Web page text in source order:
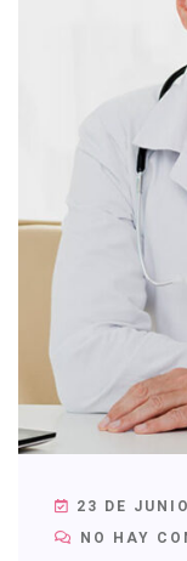
23 DE
NO HAY